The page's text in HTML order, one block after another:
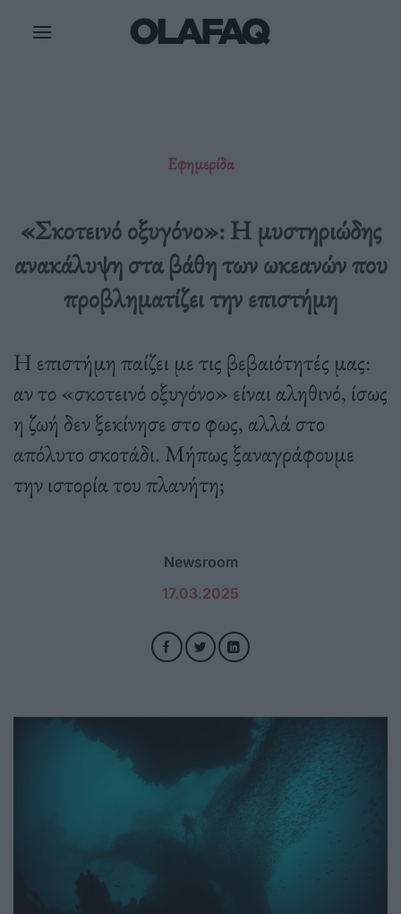
Εφημερίδα
«Σκοτεινό οξυγόνο»: Η μυστηριώδης
ανακάλυψη στα βάθη των ωκεανών που
προβληματίζει την επιστήμη
Η επιστήμη παίζει με τις βεβαιότητές μας:
αν το «σκοτεινό οξυγόνο» είναι αληθινό, ίσως
η ζωή δεν ξεκίνησε στο φως, αλλά στο
απόλυτο σκοτάδι. Μήπως ξαναγράφουμε
την ιστορία του πλανήτη;
Newsroom
17.03.2025